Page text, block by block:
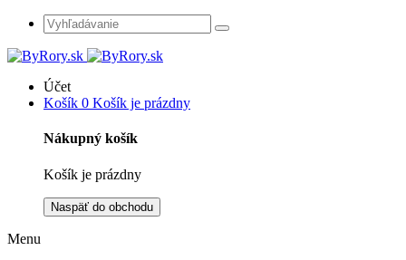
Účet
Košík 0 Košík je prázdny
Nákupný košík
Košík je prázdny
Naspäť do obchodu
Menu